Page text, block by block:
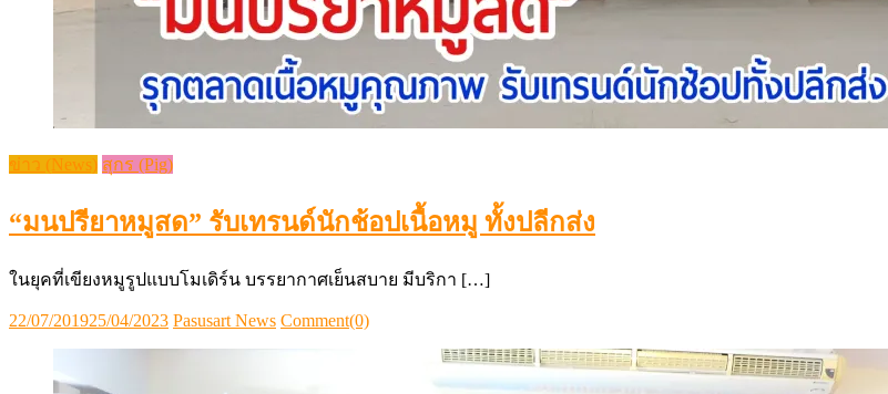
ข่าว (News) สุกร (Pig)
“มนปรียาหมูสด” รับเทรนด์นักช้อปเนื้อหมู ทั้งปลีกส่ง
ในยุคที่เขียงหมูรูปแบบโมเดิร์น บรรยากาศเย็นสบาย มีบริกา […]
Posted
22/07/201925/04/2023 Author
Pasusart News Comment(0)